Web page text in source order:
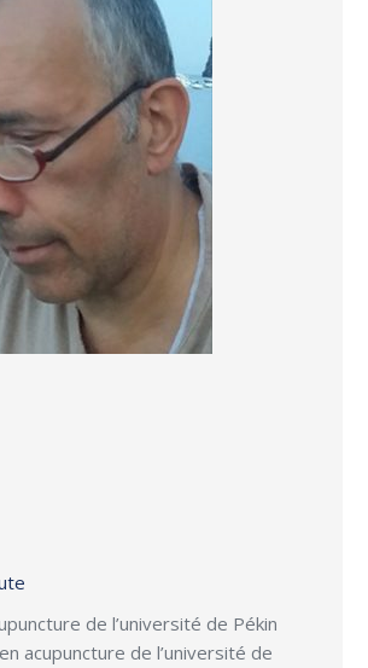
de l’université de Pékin
acupuncture de l’université de